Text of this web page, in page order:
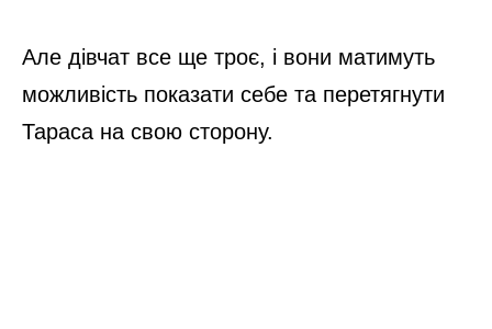
Але дівчат все ще троє, і вони матимуть
можливість показати себе та перетягнути
Тараса на свою сторону.